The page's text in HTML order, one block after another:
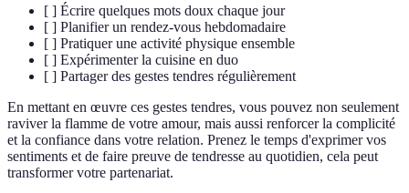
[ ] Écrire quelques mots doux chaque jour
[ ] Planifier un rendez-vous hebdomadaire
[ ] Pratiquer une activité physique ensemble
[ ] Expérimenter la cuisine en duo
[ ] Partager des gestes tendres régulièrement
En mettant en œuvre ces gestes tendres, vous pouvez non seulement
raviver la flamme de votre amour, mais aussi renforcer la complicité
et la confiance dans votre relation. Prenez le temps d'exprimer vos
sentiments et de faire preuve de tendresse au quotidien, cela peut
transformer votre partenariat.